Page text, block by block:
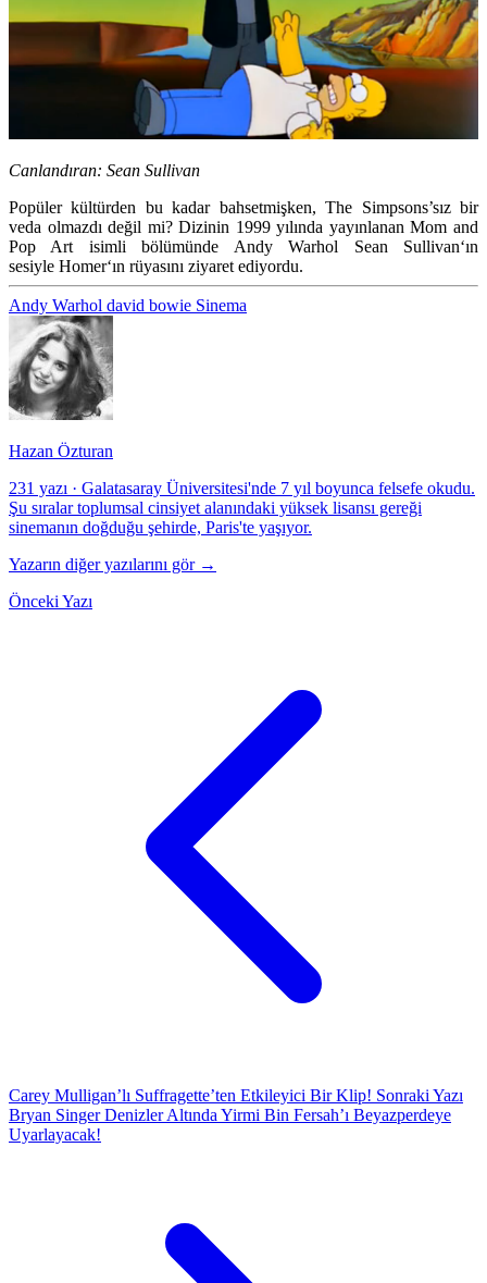
Canlandıran: Sean Sullivan
Popüler kültürden bu kadar bahsetmişken, The Simpsons’sız bir
veda olmazdı değil mi? Dizinin 1999 yılında yayınlanan Mom and
Pop Art isimli bölümünde Andy Warhol Sean Sullivan‘ın
sesiyle Homer‘ın rüyasını ziyaret ediyordu.
Andy Warhol david bowie Sinema
Hazan Özturan
231 yazı · Galatasaray Üniversitesi'nde 7 yıl boyunca felsefe okudu.
Şu sıralar toplumsal cinsiyet alanındaki yüksek lisansı gereği
sinemanın doğduğu şehirde, Paris'te yaşıyor.
Yazarın diğer yazılarını gör →
Önceki Yazı
Carey Mulligan’lı Suffragette’ten Etkileyici Bir Klip! Sonraki Yazı
Bryan Singer Denizler Altında Yirmi Bin Fersah’ı Beyazperdeye
Uyarlayacak!